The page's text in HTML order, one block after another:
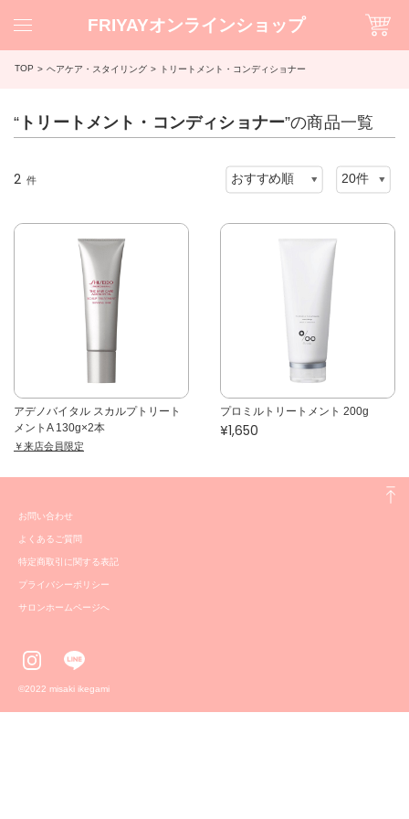
FRIYAYオンラインショップ
TOP ヘアケア・スタイリング トリートメント・コンディショナー
“ トリートメント・コンディショナー”の商品一覧
2 件
アデノバイタル スカルプトリート
メントA 130g×2本
￥来店会員限定
プロミルトリートメント 200g
¥1,650
お問い合わせ
よくあるご質問
特定商取引に関する表記
プライバシーポリシー
サロンホームページへ
©️2022 misaki ikegami